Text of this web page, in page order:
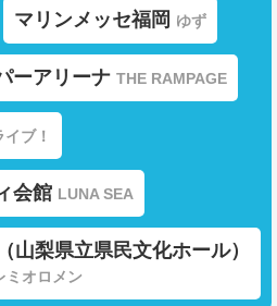
マリンメッセ福岡 ゆず
ーアリーナ THE RAMPAGE
ブ！
会館 LUNA SEA
山梨県立県民文化ホール）
ミオロメン